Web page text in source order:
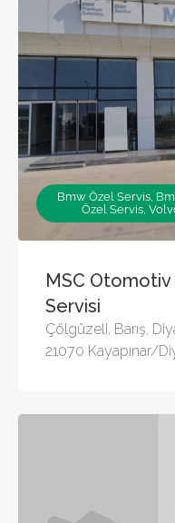
Bmw Özel Servis,
Özel Servis,
MSC Otomotiv
Servisi
Çölgüzeli, Barış,
21070 Kayapınar/